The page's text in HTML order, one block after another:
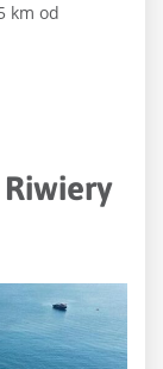
km od